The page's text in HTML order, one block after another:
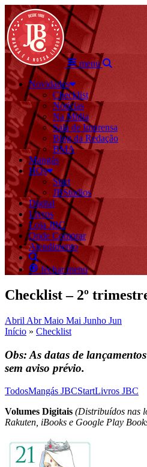
menu
Novidades
Checklist
Notícias
Na Mídia
Sala de Imprensa
Blog da Redação
BMA
Mangás
HQs
Start
JBStudios
Digital
Livros
Loja JBC
Onde Comprar
Atendimento
fechar menu
Checklist – 2º
Abril Abr Maio Mai Junho Jun
Início » Checklist
Obs: As datas de
sem aviso prévio.
TodosMangás JBCStartLivros JBC
Volumes Digitais (Distribuídos nas
Rakuten, iBooks e Google Play